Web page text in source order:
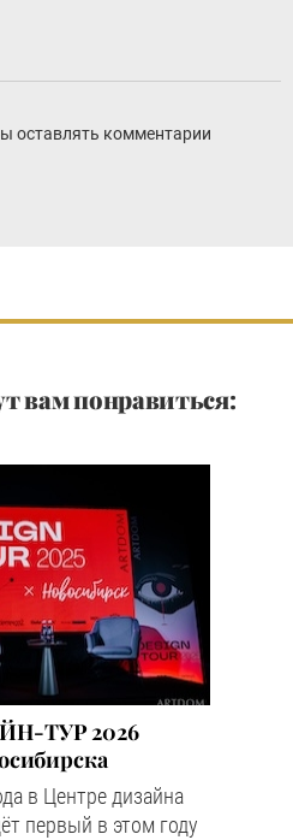
оставлять комментарии
вам понравиться:
ТУР 2026
в Центре дизайна
первый в этом году